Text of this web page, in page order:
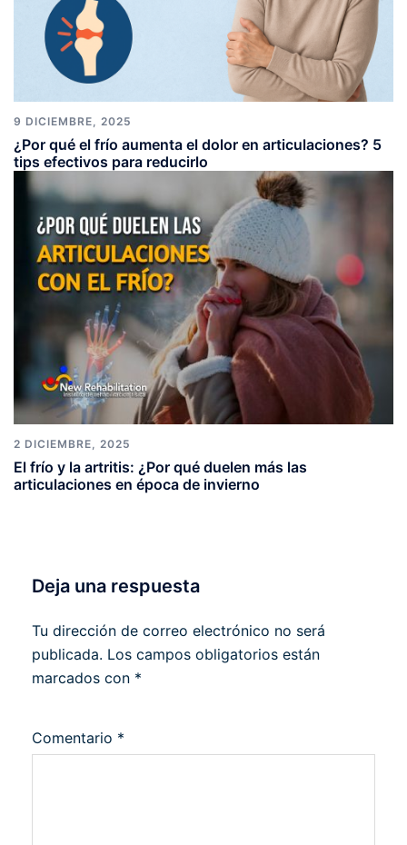
9 DICIEMBRE, 2025
¿Por qué el frío aumenta el dolor en articulaciones? 5
tips efectivos para reducirlo
2 DICIEMBRE, 2025
El frío y la artritis: ¿Por qué duelen más las
articulaciones en época de invierno
Deja una respuesta
Tu dirección de correo electrónico no será
publicada. Los campos obligatorios están
marcados con *
Comentario *